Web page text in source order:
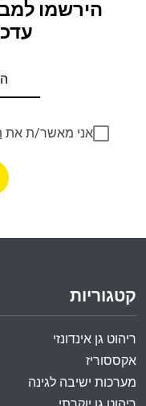
הירשמו
אני מאשר/ת את
קטגוריות
ריהוט גן אינדונזי
אקססוריז
מערכות ישיבה לגינה